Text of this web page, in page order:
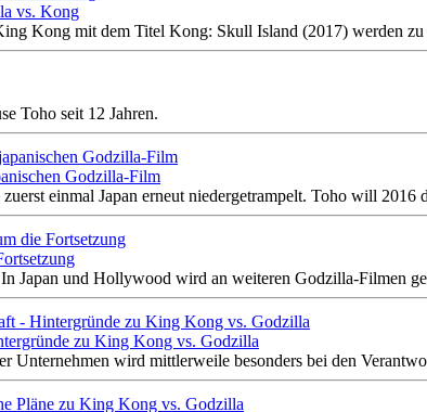
vs. Kong
Kong mit dem Titel Kong: Skull Island (2017) werden
Toho seit 12 Jahren.
Godzilla-Film
einmal Japan erneut niedergetrampelt. Toho will 2016
und Hollywood wird an weiteren Godzilla-Filmen
zu King Kong vs. Godzilla
Unternehmen wird mittlerweile besonders bei den